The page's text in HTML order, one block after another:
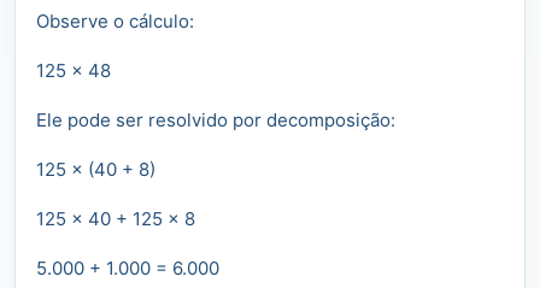
Observe o cálculo:
125 × 48
Ele pode ser resolvido por decomposição:
125 × (40 + 8)
125 × 40 + 125 × 8
5.000 + 1.000 = 6.000